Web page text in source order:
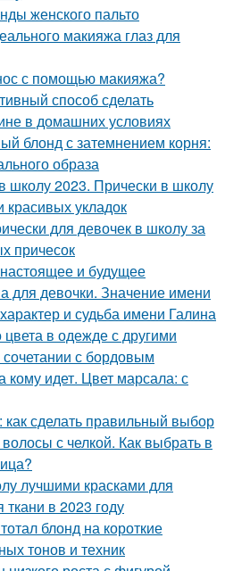
женского пальто
макияжа глаз для
с помощью макияжа?
способ сделать
в домашних условиях
блонд с затемнением корня:
образа
2023. Прически в школу
укладок
для девочек в школу за
причесок
и будущее
для девочки. Значение имени
и судьба имени Галина
в одежде с другими
с бордовым
идет. Цвет марсала: с
сделать правильный выбор
с челкой. Как выбрать в
лучшими красками для
в 2023 году
блонд на короткие
тонов и техник